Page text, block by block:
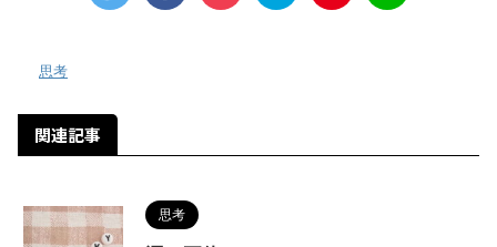
思考
関連記事
思考